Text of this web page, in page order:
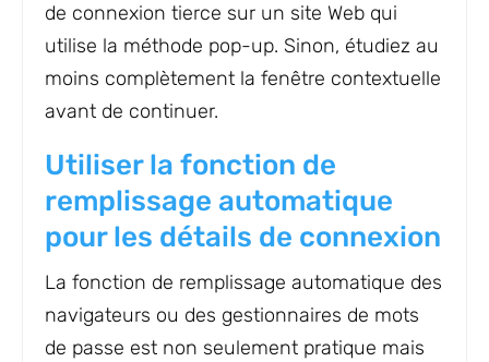
de connexion tierce sur un site Web qui
utilise la méthode pop-up. Sinon, étudiez au
moins complètement la fenêtre contextuelle
avant de continuer.
Utiliser la fonction de
remplissage automatique
pour les détails de connexion
La fonction de remplissage automatique des
navigateurs ou des gestionnaires de mots
de passe est non seulement pratique mais